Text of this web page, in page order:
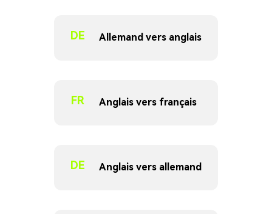
DE Allemand vers anglais
FR Anglais vers français
DE Anglais vers allemand